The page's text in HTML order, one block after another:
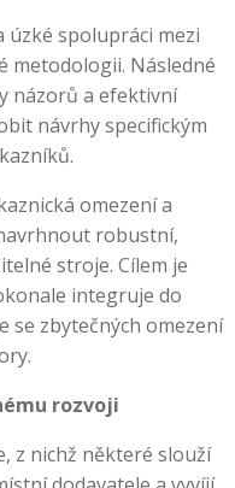
úzké spolupráci mezi
metodologii. Následné
názorů a efektivní
návrhy specifickým
omezení a
robustní,
stroje. Cílem je
integruje do
se zbytečných omezení
rozvoji
z nichž některé slouží